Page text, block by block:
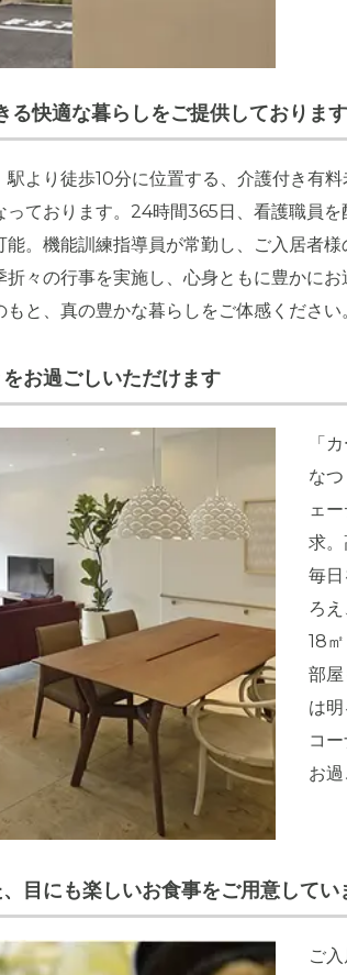
しと日当たりの良い立地です。
快適な暮らしをご提供しております
駅より徒歩10分に位置する、介護付き有
ております。24時間365日、看護職員
。機能訓練指導員が常勤し、ご入居者
々の行事を実施し、心身ともに豊かに
と、真の豊かな暮らしをご体感ください
お過ごしいただけます
「
な
ェ
求。
毎
ろ
18
部
は
コ
お過
目にも楽しいお食事をご用意してい
ご